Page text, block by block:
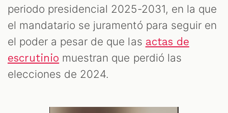
periodo presidencial 2025-2031, en la que
el mandatario se juramentó para seguir en
el poder a pesar de que las actas de
escrutinio muestran que perdió las
elecciones de 2024.